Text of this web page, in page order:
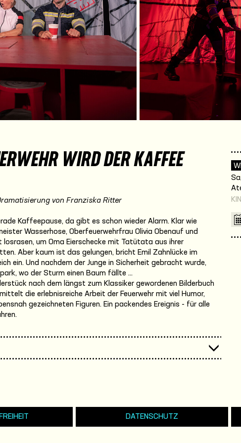
WIRD DER KAFFEE
von Franziska Ritter
Kaffeepause, da gibt es schon wieder Alarm. Klar wie
Wasserhose, Oberfeuerwehrfrau Olivia Obenauf und
losrasen, um Oma Eierschecke mit Tatütata aus ihrer
Aber kaum ist das gelungen, bricht Emil Zahnlücke im
ein. Und nachdem der Junge in Sicherheit gebracht wurde,
wo der Sturm einen Baum fällte ...
nach dem längst zum Klassiker gewordenen Bilderbuch
die erlebnisreiche Arbeit der Feuerwehr mit viel Humor,
gezeichneten Figuren. Ein packendes Ereignis - für alle
DATENSCHUTZ